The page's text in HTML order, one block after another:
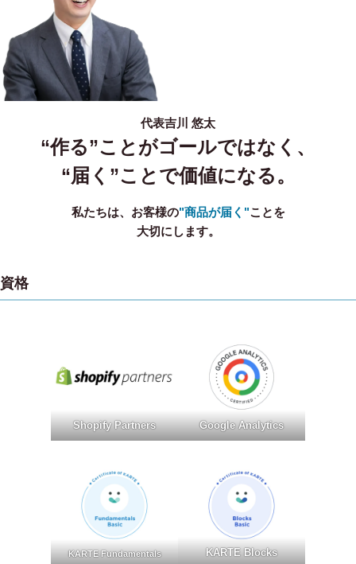
代表吉川 悠太
“作る”ことがゴールではなく、
“届く”ことで価値になる。
私たちは、お客様の"商品が届く"ことを
大切にします。
資格
Shopify Partners Google Analytics
KARTE Fundamentals KARTE Blocks